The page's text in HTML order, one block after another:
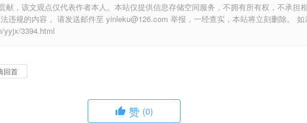
献，该文观点仅代表作者本人。本站仅提供信息存储空间服务，不拥有所有权，不承担
违规的内容， 请发送邮件至 yinleku@126.com 举报，一经查实，本站将立刻删除。
yyjx/3394.html
回首
赞 (0)